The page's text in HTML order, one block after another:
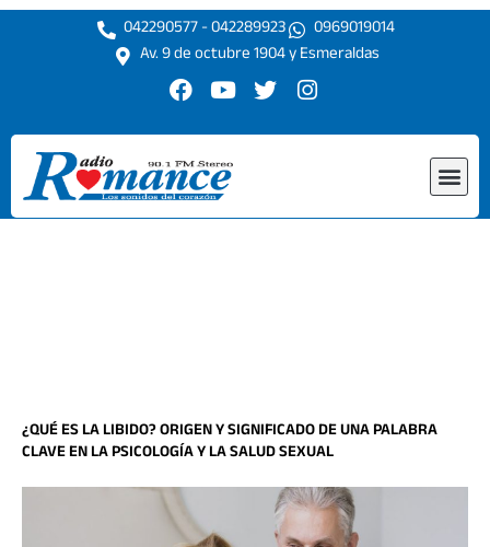
Ir
042290577 - 042289923
0969019014
Av. 9 de octubre 1904 y Esmeraldas
F
c
e
b
o
o
Y
u
t
u
b
e
T
i
r
I
s
r
¿QUÉ ES LA LIBIDO? ORIGEN Y SIGNIFICADO DE UNA PALABRA
CLAVE EN LA PSICOLOGÍA Y LA SALUD SEXUAL